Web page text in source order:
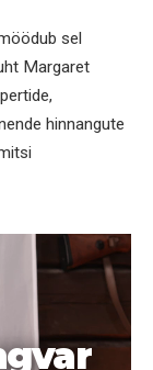
sel
Margaret
hinnangute